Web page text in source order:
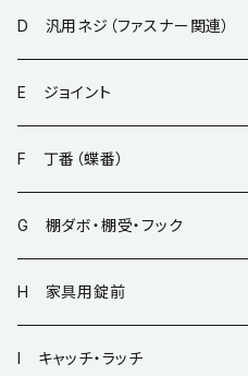
D 汎用ネジ（ファスナー関連）
E ジョイント
F 丁番（蝶番）
G 棚ダボ・棚受・フック
H 家具用錠前
I キャッチ・ラッチ